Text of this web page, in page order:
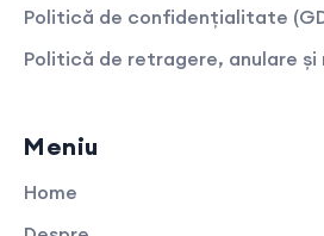
Politică de confidențialitate
Politică de retragere, anulare și
Meniu
Home